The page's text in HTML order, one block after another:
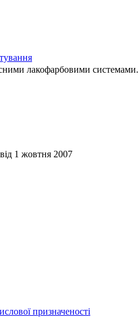
лакофарбовими
від 1 жовтня 2007
призначеності